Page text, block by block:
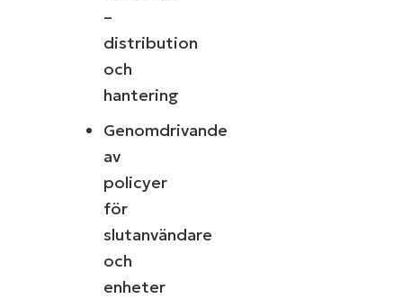
–
distribution
och
hantering
Genomdrivande
av
policyer
för
slutanvändare
och
enheter